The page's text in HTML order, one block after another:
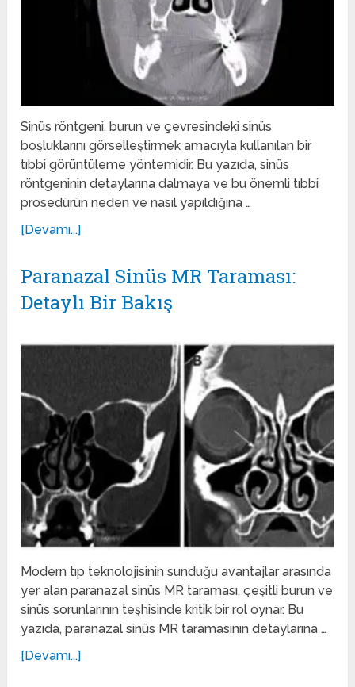
Sinüs röntgeni, burun ve çevresindeki sinüs
boşluklarını görselleştirmek amacıyla kullanılan bir
tıbbi görüntüleme yöntemidir. Bu yazıda, sinüs
röntgeninin detaylarına dalmaya ve bu önemli tıbbi
prosedürün neden ve nasıl yapıldığına …
[Devamı...]
Paranazal Sinüs MR Taraması:
Detaylı Bir Bakış
Modern tıp teknolojisinin sunduğu avantajlar arasında
yer alan paranazal sinüs MR taraması, çeşitli burun ve
sinüs sorunlarının teşhisinde kritik bir rol oynar. Bu
yazıda, paranazal sinüs MR taramasının detaylarına …
[Devamı...]